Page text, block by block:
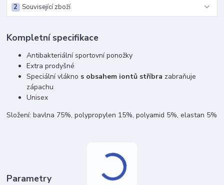
Související zboží
2
Kompletní specifikace
Antibakteriální sportovní ponožky
Extra prodyšné
Speciální vlákno s obsahem iontů stříbra zabraňuje
zápachu
Unisex
Složení: bavlna 75%, polypropylen 15%, polyamid 5%, elastan 5%
Parametry